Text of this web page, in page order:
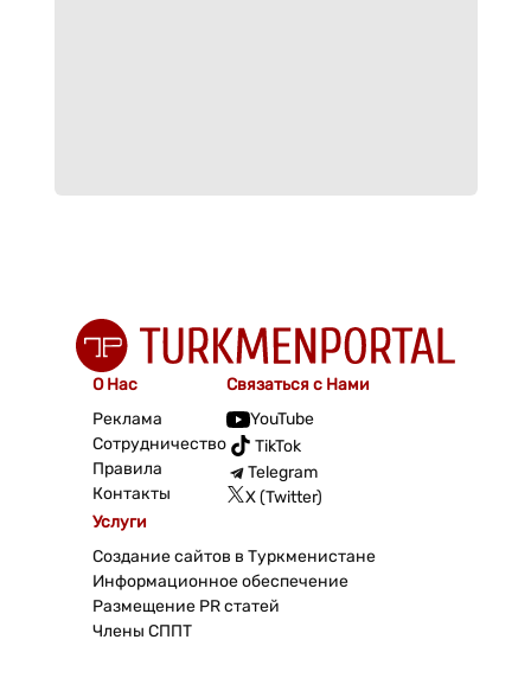
О Нас
Реклама
Сотрудничество
Правила
Контакты
Связаться с Нами
YouTube
TikTok
Telegram
X (Twitter)
Услуги
Создание сайтов в Туркменистане
Информационное обеспечение
Размещение PR статей
Члены СППТ